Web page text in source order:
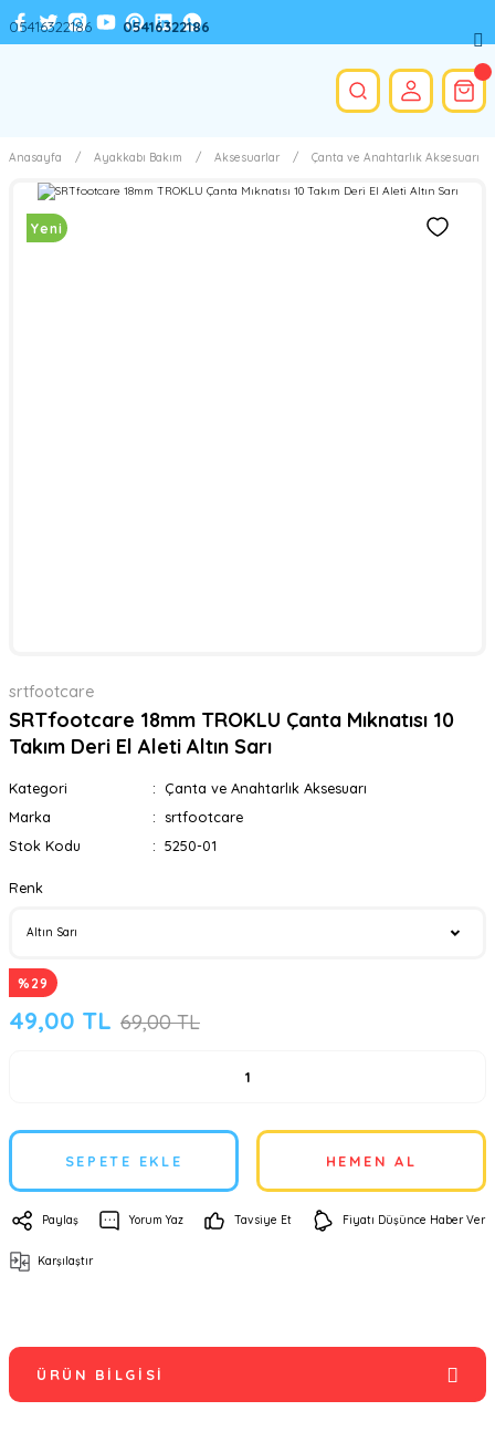
Anasayfa Ayakkabı Bakım Aksesuarlar Çanta ve Anahtarlık Aksesuarı
Yeni
srtfootcare
SRTfootcare 18mm TROKLU Çanta Mıknatısı 10
Takım Deri El Aleti Altın Sarı
Kategori
Çanta ve Anahtarlık Aksesuarı
Marka
srtfootcare
Stok Kodu
5250-01
Renk
%29
49,00 TL 69,00 TL
SEPETE EKLE HEMEN AL
Paylaş Yorum Yaz Tavsiye Et Fiyatı Düşünce Haber Ver
Karşılaştır
ÜRÜN BILGISI
05416322186 05416322186